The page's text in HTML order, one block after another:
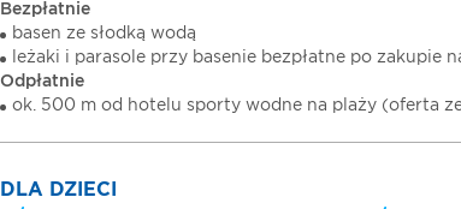
Bezpłatnie
basen ze słodką wodą
leżaki i parasole przy basenie bezpłatne po zakupie
Odpłatnie
ok. 500 m od hotelu sporty wodne na plaży (oferta
DLA DZIECI